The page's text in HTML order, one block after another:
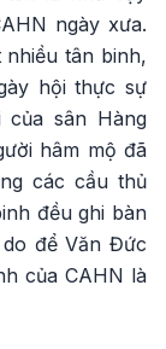
ngày xưa.
tân binh,
hội thực sự
sân Hàng
hâm mộ đã
các cầu thủ
đều ghi bàn
để Văn Đức
của CAHN là